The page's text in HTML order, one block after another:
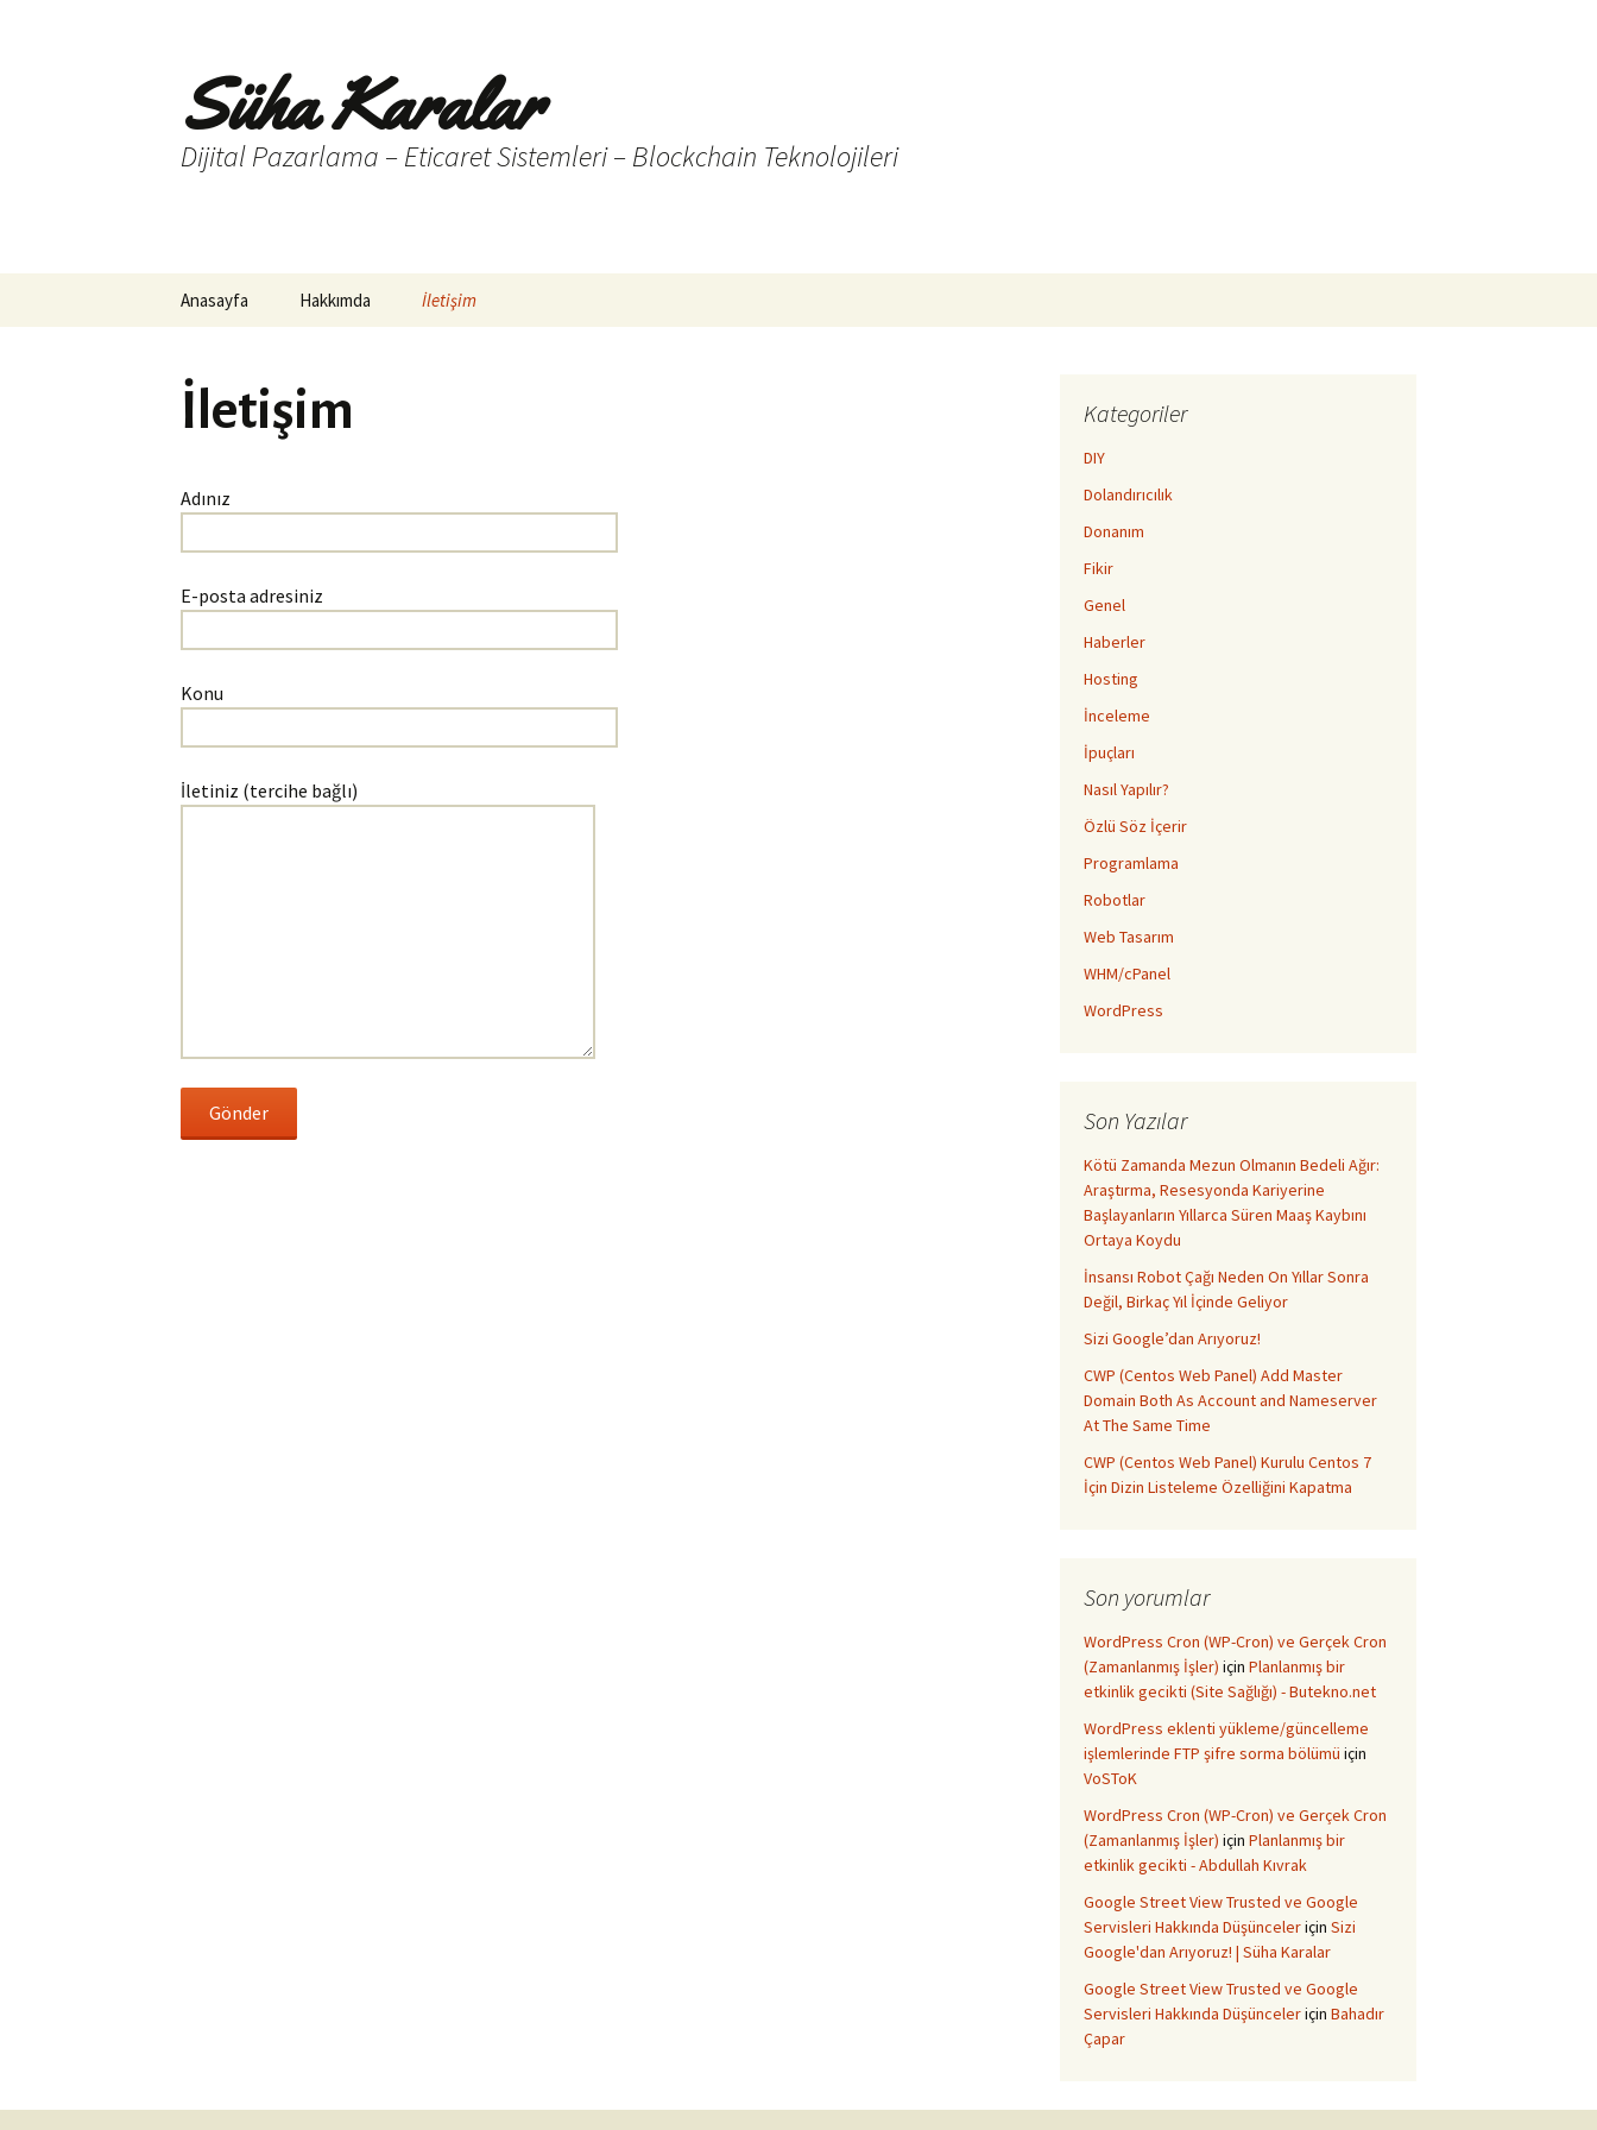
Süha Karalar
Dijital Pazarlama – Eticaret Sistemleri – Blockchain Teknolojileri
Anasayfa Hakkımda İletişim
İletişim
Adınız
E-posta adresiniz
Konu
İletiniz (tercihe bağlı)
Kategoriler
DIY
Dolandırıcılık
Donanım
Fikir
Genel
Haberler
Hosting
İnceleme
İpuçları
Nasıl Yapılır?
Özlü Söz İçerir
Programlama
Robotlar
Web Tasarım
WHM/cPanel
WordPress
Son Yazılar
Kötü Zamanda Mezun Olmanın Bedeli Ağır:
Araştırma, Resesyonda Kariyerine
Başlayanların Yıllarca Süren Maaş Kaybını
Ortaya Koydu
İnsansı Robot Çağı Neden On Yıllar Sonra
Değil, Birkaç Yıl İçinde Geliyor
Sizi Google’dan Arıyoruz!
CWP (Centos Web Panel) Add Master
Domain Both As Account and Nameserver
At The Same Time
CWP (Centos Web Panel) Kurulu Centos 7
İçin Dizin Listeleme Özelliğini Kapatma
Son yorumlar
WordPress Cron (WP-Cron) ve Gerçek Cron
(Zamanlanmış İşler) için Planlanmış bir
etkinlik gecikti (Site Sağlığı) - Butekno.net
WordPress eklenti yükleme/güncelleme
işlemlerinde FTP şifre sorma bölümü için
VoSToK
WordPress Cron (WP-Cron) ve Gerçek Cron
(Zamanlanmış İşler) için Planlanmış bir
etkinlik gecikti - Abdullah Kıvrak
Google Street View Trusted ve Google
Servisleri Hakkında Düşünceleriçin Sizi
Google'dan Arıyoruz! | Süha Karalar
Google Street View Trusted ve Google
Servisleri Hakkında Düşünceleriçin Bahadır
Çapar